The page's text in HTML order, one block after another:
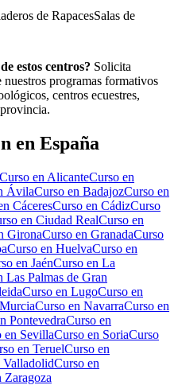
de RapacesSalas de
estos centros? Solicita
programas formativos
centros ecuestres,
en España
Curso en AlicanteCurso en
ÁvilaCurso en BadajozCurso en
CáceresCurso en CádizCurso
en Ciudad RealCurso en
GironaCurso en GranadaCurso
Curso en HuelvaCurso en
en JaénCurso en La
Las Palmas de Gran
Curso en LugoCurso en
MurciaCurso en NavarraCurso en
PontevedraCurso en
en SevillaCurso en SoriaCurso
en TeruelCurso en
ValladolidCurso en
Zaragoza